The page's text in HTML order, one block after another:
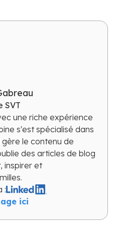
SVT
une riche expérience
s'est spécialisé dans
le contenu de
des articles de blog
inspirer et
:
ici